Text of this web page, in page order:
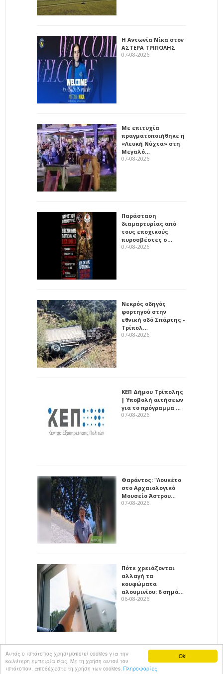
Ok!
Αυτός ο ιστότοπος χρησιμοποιεί cookies για την
καλύτερη εμπειρία σας. Με τη χρήση αυτού του
ιστότοπου, αποδέχεστε τη χρήση των cookies. Πληροφορίες
Η Αντωνία Νίκα στον
ΑΣΤΕΡΑ ΤΡΙΠΟΛΗΣ
07-08-2026
Με επιτυχία
πραγματοποιήθηκε η
«Λευκή Νύχτα» στη
Μεγαλό…
07-08-2026
Παράσταση
διαμαρτυρίας από
τους εποχικούς
πυροσβέστες σ…
07-08-2026
Νεκρός οδηγός
φορτηγού στην
εθνική οδό Σπάρτης -
Τρίπολ…
07-08-2026
ΚΕΠ Δήμου Τρίπολης
| Υποβολή αιτήσεων
για το πρόγραμμα …
07-08-2026
Φαράντος: "Λουκέτο
στο Αρχαιολογικό
Μουσείο Άστρου…
07-08-2026
Πότε χρειάζονται
αλλαγή τα
κουφώματα
αλουμινίου; 6 σημά…
06-08-2026
All rights reservedKalimeraArkadia